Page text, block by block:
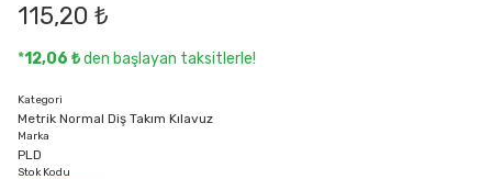
115,20 ₺
*12,06 ₺den başlayan taksitlerle!
Kategori
Metrik Normal Diş Takım Kılavuz
Marka
PLD
Stok Kodu